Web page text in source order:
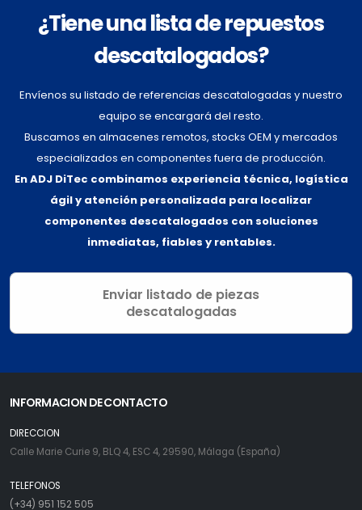
¿Tiene una lista de repuestos
descatalogados?
Envíenos su listado de referencias descatalogadas y nuestro
equipo se encargará del resto.
Buscamos en almacenes remotos, stocks OEM y mercados
especializados en componentes fuera de producción.
En ADJ DiTec combinamos experiencia técnica, logística
ágil y atención personalizada para localizar
componentes descatalogados con soluciones
inmediatas, fiables y rentables.
Enviar listado de piezas
descatalogadas
INFORMACION DE CONTACTO
DIRECCION
Calle Marie Curie 9, BLQ 4, ESC 4, 29590, Málaga (España)
TELEFONOS
(+34) 951 152 505